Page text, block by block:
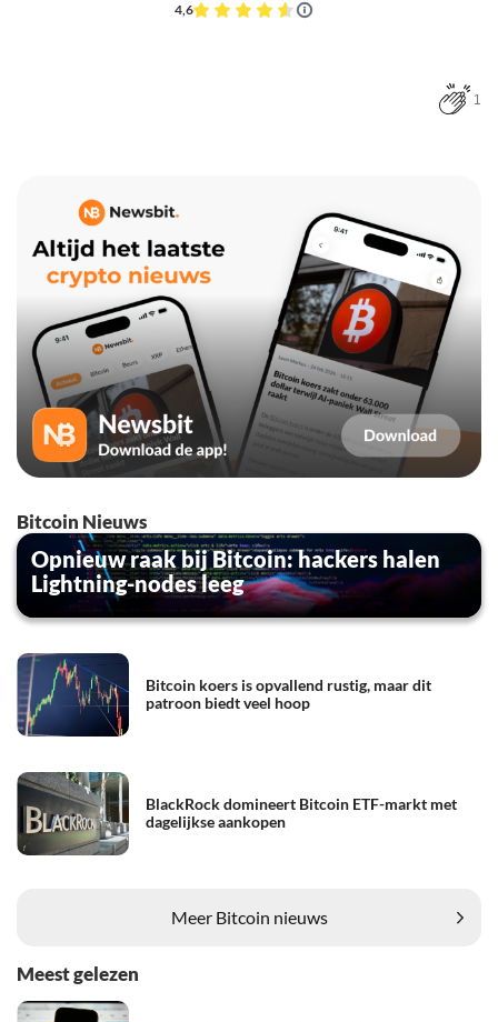
4,6
1
Bitcoin Nieuws
Opnieuw raak bij Bitcoin: hackers halen
Lightning-nodes leeg
Bitcoin koers is opvallend rustig, maar dit
patroon biedt veel hoop
BlackRock domineert Bitcoin ETF-markt met
dagelijkse aankopen
Meer Bitcoin nieuws
Meest gelezen